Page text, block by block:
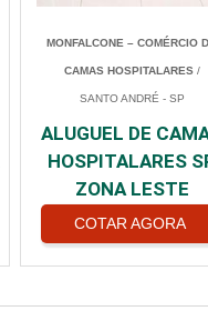
MONFALCONE – COMÉRCIO
CAMAS HOSPITALARES/
SANTO ANDRÉ - SP
ALUGUEL DE
HOSPITALARES
ZONA LESTE
COTAR AGORA